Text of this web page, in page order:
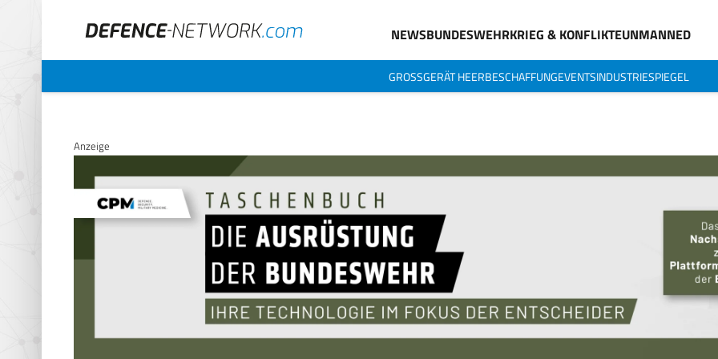
NEWSBUNDESWEHRKRIEG & KONFLIKTEUNMANNED
GROSSGERÄT HEERBESCHAFFUNGEVENTSINDUSTRIESPIEGEL
Anzeige